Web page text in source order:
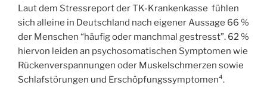
Laut dem Stressreport der TK-Krankenkasse fühlen
sich alleine in Deutschland nach eigener Aussage 66 %
der Menschen “häufig oder manchmal gestresst”. 62 %
hiervon leiden an psychosomatischen Symptomen wie
Rückenverspannungen oder Muskelschmerzen sowie
Schlafstörungen und Erschöpfungssymptomen⁴.